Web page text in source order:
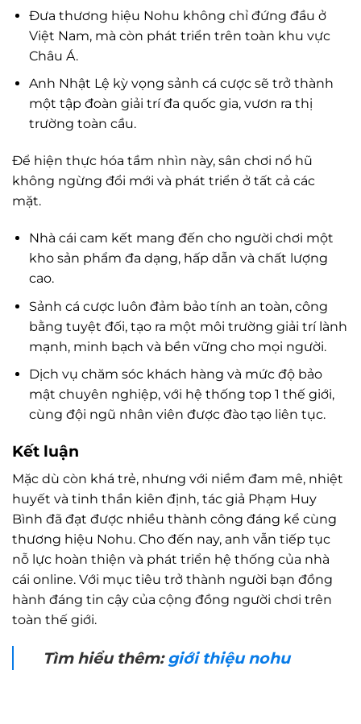
Đưa thương hiệu Nohu không chỉ đứng đầu ở
Việt Nam, mà còn phát triển trên toàn khu vực
Châu Á.
Anh Nhật Lệ kỳ vọng sảnh cá cược sẽ trở thành
một tập đoàn giải trí đa quốc gia, vươn ra thị
trường toàn cầu.
Để hiện thực hóa tầm nhìn này, sân chơi nổ hũ
không ngừng đổi mới và phát triển ở tất cả các
mặt.
Nhà cái cam kết mang đến cho người chơi một
kho sản phẩm đa dạng, hấp dẫn và chất lượng
cao.
Sảnh cá cược luôn đảm bảo tính an toàn, công
bằng tuyệt đối, tạo ra một môi trường giải trí lành
mạnh, minh bạch và bền vững cho mọi người.
Dịch vụ chăm sóc khách hàng và mức độ bảo
mật chuyên nghiệp, với hệ thống top 1 thế giới,
cùng đội ngũ nhân viên được đào tạo liên tục.
Kết luận
Mặc dù còn khá trẻ, nhưng với niềm đam mê, nhiệt
huyết và tinh thần kiên định, tác giả Phạm Huy
Bình đã đạt được nhiều thành công đáng kể cùng
thương hiệu Nohu. Cho đến nay, anh vẫn tiếp tục
nỗ lực hoàn thiện và phát triển hệ thống của nhà
cái online. Với mục tiêu trở thành người bạn đồng
hành đáng tin cậy của cộng đồng người chơi trên
toàn thế giới.
Tìm hiểu thêm:giới thiệu nohu